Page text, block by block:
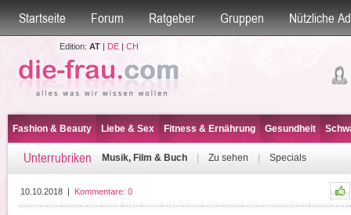
Startseite Forum Ratgeber Gruppen Nützliche
Edition: AT| DE| CH
Fashion & Beauty Liebe & Sex Fitness & Ernährung Gesundheit
Unterrubriken Musik, Film & Buch Zu sehen Specials
10.10.2018| Kommentare: 0